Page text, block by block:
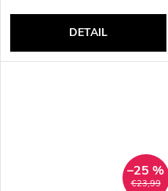
DETAIL
€23,99
–25 %